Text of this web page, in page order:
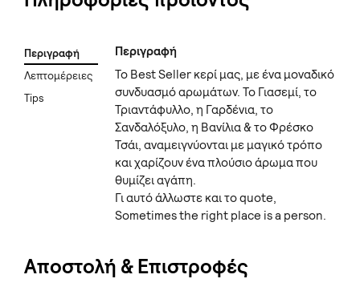
Περιγραφή
Λεπτομέρειες
Tips
Περιγραφή
Το Best Seller κερί μας, με ένα μοναδικό
συνδυασμό αρωμάτων. Το Γιασεμί, το
Τριαντάφυλλο, η Γαρδένια, το
Σανδαλόξυλο, η Βανίλια & το Φρέσκο
Τσάι, αναμειγνύονται με μαγικό τρόπο
και χαρίζουν ένα πλούσιο άρωμα που
θυμίζει αγάπη.
Γι αυτό άλλωστε και το quote,
Sometimes the right place is a person.
Αποστολή & Επιστροφές